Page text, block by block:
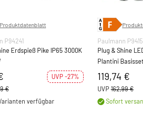
P94241
Erdspieß Pike IP65 3000K
UVP -27%
€
verfügbar
Paulmann
Plug & Shine
Plantini
21VA Anthrazit
119,74 €
UVP 162,99 €
Sofort